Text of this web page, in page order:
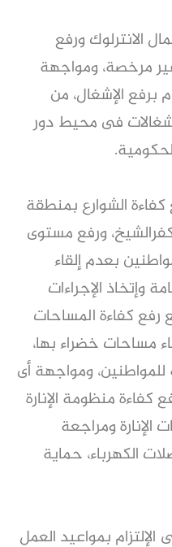
الانترلوك ورفع
غير مرخصة، ومواجهة
برفع الإشغال، من
فى محيط دور
الشوارع بمنطقة
ورفع مستوى
بعدم إلقاء
وإتخاذ الإجراءات
رفع كفاءة المساحات
مساحات خضراء بها،
للمواطنين، ومواجهة أى
منظومة الإنارة
الإنارة ومراجعة
الكهرباء، حماية
بمواعيد العمل